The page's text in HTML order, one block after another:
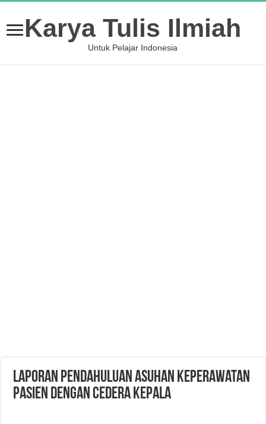
Karya Tulis Ilmiah
Untuk Pelajar Indonesia
LAPORAN PENDAHULUAN Asuhan Keperawatan
Pasien Dengan Cedera Kepala